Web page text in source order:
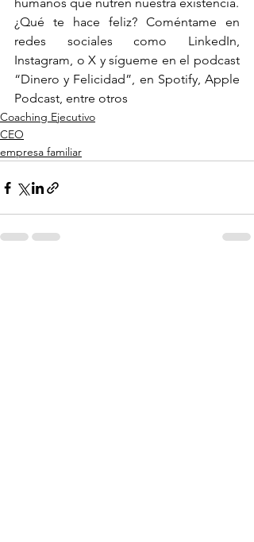
¿Qué te hace feliz? Coméntame en
redes sociales como LinkedIn,
Instagram, o X y sígueme en el podcast
“Dinero y Felicidad”, en Spotify, Apple
Podcast, entre otros
Coaching Ejecutivo
CEO
empresa familiar